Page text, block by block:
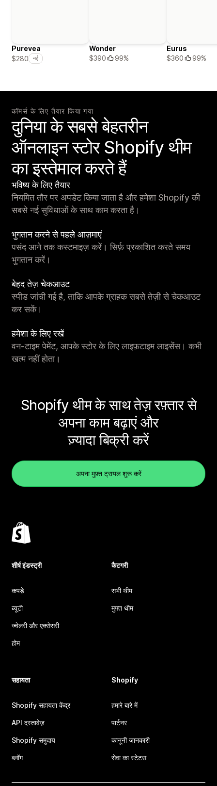
Purevea
$280
नई
Wonder
$390
99%
Eurus
$360
99%
कॉमर्स के लिए तैयार किया गया
दुनिया के सबसे बेहतरीन
ऑनलाइन स्टोर Shopify थीम
का इस्तेमाल करते हैं
भविष्य के लिए तैयार
नियमित तौर पर अपडेट किया जाता है और हमेशा Shopify की
सबसे नई सुविधाओं के साथ काम करता है।
भुगतान करने से पहले आज़माएं
पसंद आने तक कस्टमाइज़ करें। सिर्फ़ प्रकाशित करते समय
भुगतान करें।
बेहद तेज़ चेकआउट
स्पीड जांची गई है, ताकि आपके ग्राहक सबसे तेज़ी से चेकआउट
कर सकें।
हमेशा के लिए रखें
वन-टाइम पेमेंट, आपके स्टोर के लिए लाइफ़टाइम लाइसेंस। कभी
खत्म नहीं होता।
Shopify थीम के साथ तेज़ रफ़्तार से
अपना काम बढ़ाएं और
ज़्यादा बिक्री करें
अपना मुफ़्त ट्रायल शुरू करें
शीर्ष इंडस्ट्री
कपड़े
ब्यूटी
ज्वेलरी और एक्सेसरी
होम
कैटगरी
सभी थीम
मुफ़्त थीम
सहायता
Shopify सहायता केंद्र
API दस्तावेज़
Shopify समुदाय
ब्लॉग
Shopify
हमारे बारे में
पार्टनर
कानूनी जानकारी
सेवा का स्टेटस